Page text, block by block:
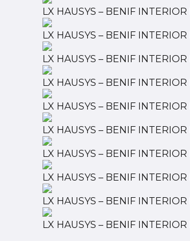
LX HAUSYS – BENIF
LX HAUSYS – BENIF
LX HAUSYS – BENIF
LX HAUSYS – BENIF
LX HAUSYS – BENIF
LX HAUSYS – BENIF
LX HAUSYS – BENIF
LX HAUSYS – BENIF
LX HAUSYS – BENIF INTERIOR
LX HAUSYS – BENIF